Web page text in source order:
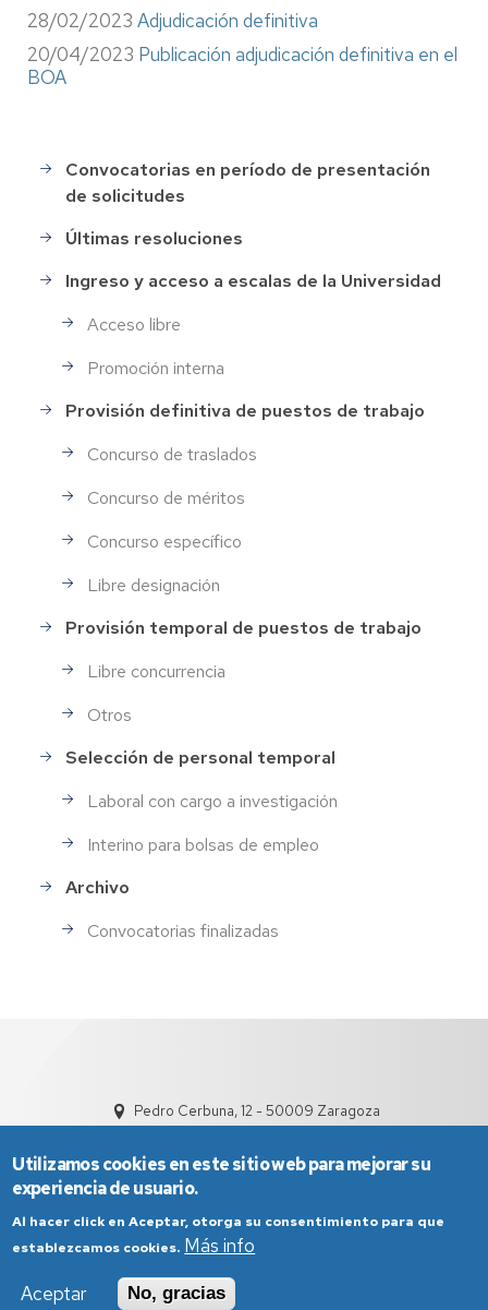
28/02/2023 Adjudicación definitiva
20/04/2023 Publicación adjudicación definitiva en el
BOA
Selección
de
Personal
Convocatorias en período de presentación
de solicitudes
Últimas resoluciones
Ingreso y acceso a escalas de la Universidad
Acceso libre
Promoción interna
Provisión definitiva de puestos de trabajo
Concurso de traslados
Concurso de méritos
Concurso específico
Libre designación
Provisión temporal de puestos de trabajo
Libre concurrencia
Otros
Selección de personal temporal
Laboral con cargo a investigación
Interino para bolsas de empleo
Archivo
Convocatorias finalizadas
Pedro Cerbuna, 12 - 50009 Zaragoza
Aviso Legal
Condiciones generales de uso
Política de Privacidad
Utilizamos cookies en este sitio web para mejorar su
experiencia de usuario.
Al hacer click en Aceptar, otorga su consentimiento para que
establezcamos cookies. Más info
Aceptar
No, gracias